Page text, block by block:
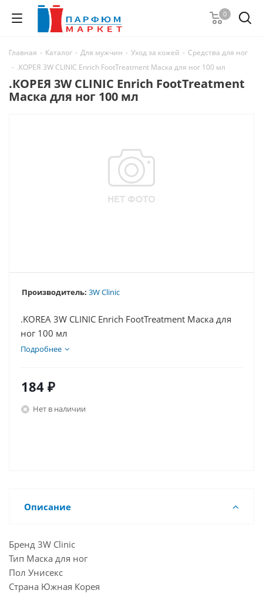
0
Главная - Каталог - Для мужчин - Уход за кожей - Средства для ног
- .КОРЕЯ 3W CLINIC Enrich FootTreatment Маска для ног 100 мл
.КОРЕЯ 3W CLINIC Enrich FootTreatment
Маска для ног 100 мл
Производитель: 3W Clinic
.KOREA 3W CLINIC Enrich FootTreatment Маска для
ног 100 мл
Подробнее
184 ₽
Нет в наличии
Описание
Бренд 3W Clinic
Тип Маска для ног
Пол Унисекс
Страна Южная Корея